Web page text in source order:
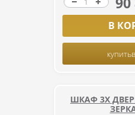
В
купить
ШКАФ 3Х